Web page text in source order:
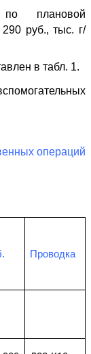
плановой
руб., тыс. г/
в табл. 1.
операций
Проводка